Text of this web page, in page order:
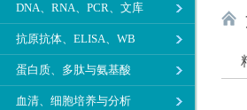
DNA、RNA、PCR、文库
抗原抗体、ELISA、WB
蛋白质、多肽与氨基酸
血清、细胞培养与分析